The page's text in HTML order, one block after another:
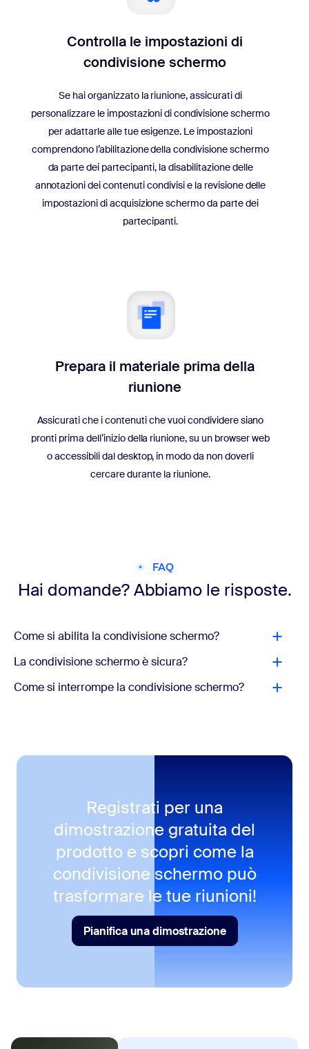
Controlla le impostazioni di
condivisione schermo
Se hai organizzato la riunione, assicurati di
personalizzare le impostazioni di condivisione schermo
per adattarle alle tue esigenze. Le impostazioni
comprendono l’abilitazione della condivisione schermo
da parte dei partecipanti, la disabilitazione delle
annotazioni dei contenuti condivisi e la revisione delle
impostazioni di acquisizione schermo da parte dei
partecipanti.
Prepara il materiale prima della
riunione
Assicurati che i contenuti che vuoi condividere siano
pronti prima dell’inizio della riunione, su un browser web
o accessibili dal desktop, in modo da non doverli
cercare durante la riunione.
FAQ
Hai domande? Abbiamo le risposte.
Come si abilita la condivisione schermo?
La condivisione schermo è sicura?
Come si interrompe la condivisione schermo?
Registrati per una
dimostrazione gratuita del
prodotto e scopri come la
condivisione schermo può
trasformare le tue riunioni!
Pianifica una dimostrazione
Pianifica una dimostrazione